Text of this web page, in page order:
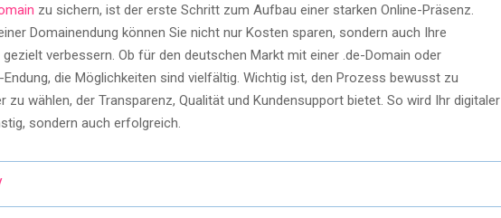
zu sichern, ist der erste Schritt zum Aufbau einer starken Online-Präsenz.
Domainendung können Sie nicht nur Kosten sparen, sondern auch Ihre
verbessern. Ob für den deutschen Markt mit einer .de-Domain oder
die Möglichkeiten sind vielfältig. Wichtig ist, den Prozess bewusst zu
zu wählen, der Transparenz, Qualität und Kundensupport bietet. So wird Ihr digitaler
sondern auch erfolgreich.